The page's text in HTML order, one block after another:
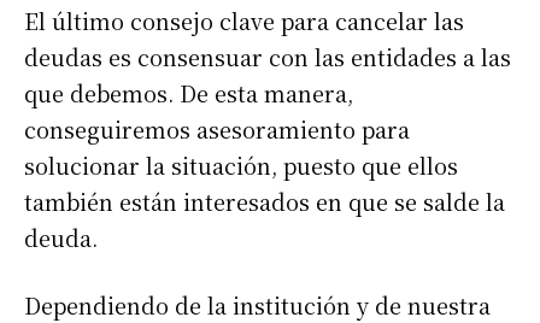
El último consejo clave para cancelar las
deudas es consensuar con las entidades a las
que debemos. De esta manera,
conseguiremos asesoramiento para
solucionar la situación, puesto que ellos
también están interesados en que se salde la
deuda.
Dependiendo de la institución y de nuestra